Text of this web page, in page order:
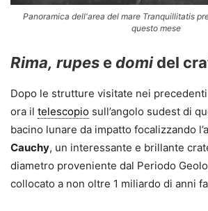
Panoramica dell'area del mare Tranquillitatis
questo mese
Rima, rupes edomidel
Dopo le strutture visitate nei
ora il telescopio sull’angolo sudest di
bacino lunare da impatto focalizzando
Cauchy, un interessante e brillante
diametro proveniente dal Periodo
collocato a non oltre 1 miliardo di anni